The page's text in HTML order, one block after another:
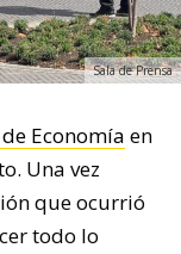
Sala de Prensa
Economía en
Una vez
que ocurrió
todo lo